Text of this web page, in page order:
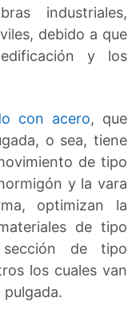
industriales,
debido a que
y los
con acero, que
o sea, tiene
de tipo
y la vara
optimizan la
de tipo
sección de tipo
los cuales van